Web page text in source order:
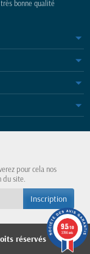
bonne qualité
pour cela nos
site.
réservés
9.5/10
3786 avis